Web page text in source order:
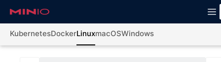
KubernetesDockerLinuxmacOSWindows